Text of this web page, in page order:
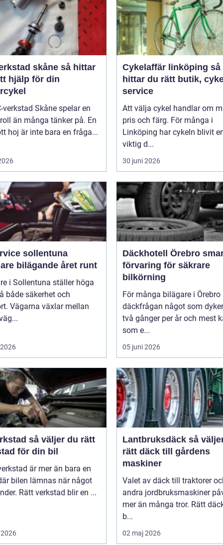
skåne så hittar
hjälp för din
verkstad Skåne spelar en
än många tänker på. En
hoj är inte bara en fråga...
Cykelaffär linköping så
hittar du rätt butik,
service
Att välja cykel handlar om
pris och färg. För många i
Linköping har cykeln blivit
viktig d...
30 juni 2026
sollentuna
bilägande året runt
i Sollentuna ställer höga
både säkerhet och
Vägarna växlar mellan
Däckhotell Örebro smart
förvaring för säkrare
bilkörning
För många bilägare i Örebro
däckfrågan något som
två gånger per år och mest
som e...
05 juni 2026
väljer du rätt
för din bil
är mer än bara en
bilen lämnas när något
Rätt verkstad blir en ...
Lantbruksdäck så väljer du
rätt däck till gårdens
maskiner
Valet av däck till traktorer
andra jordbruksmaskiner
mer än många tror. Rätt
b...
02 maj 2026